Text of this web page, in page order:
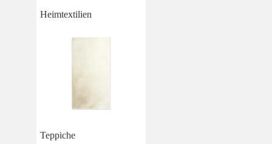
Heimtextilien
Teppiche